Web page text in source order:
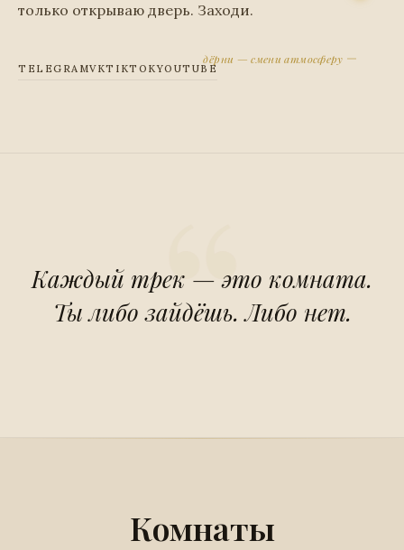
дёрни — смени атмосферу
только открываю дверь. Заходи.
TELEGRAMVKTIKTOKYOUTUBE
Каждый трек — это комната.
Ты либо зайдёшь. Либо нет.
Комнаты